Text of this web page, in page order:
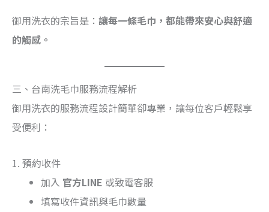
御用洗衣的宗旨是： 讓每一條毛巾，都能帶來安心與舒適
的觸感。
三、台南洗毛巾服務流程解析
御用洗衣的服務流程設計簡單卻專業，讓每位客戶輕鬆享
受便利：
1. 預約收件
加入 官方LINE 或致電客服
填寫收件資訊與毛巾數量